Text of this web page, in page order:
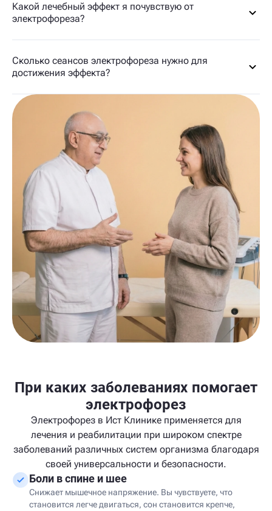
Какой лечебный эффект я почувствую от
электрофореза?
Сколько сеансов электрофореза нужно для
достижения эффекта?
При каких заболеваниях помогает
электрофорез
Электрофорез в Ист Клинике применяется для
лечения и реабилитации при широком спектре
заболеваний различных систем организма благодаря
своей универсальности и безопасности.
Боли в спине и шее
Снижает мышечное напряжение. Вы чувствуете, что
становится легче двигаться, сон становится крепче,